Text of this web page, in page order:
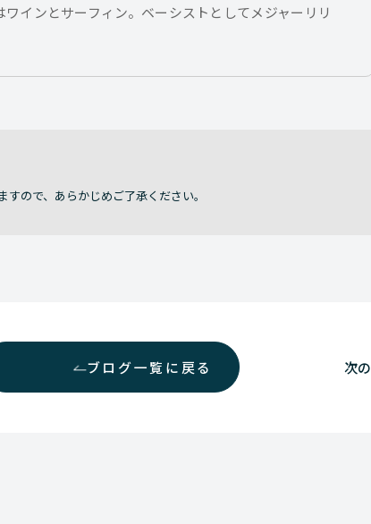
インとサーフィン。ベーシストとしてメジャーリリ
ので、あらかじめご了承ください。
ブログ一覧に戻る 次の